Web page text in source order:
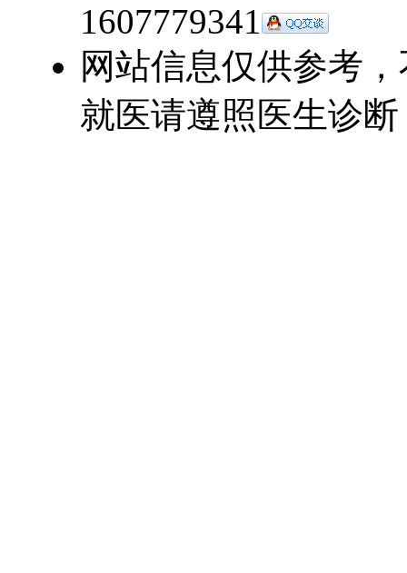
1607779341
网站信息仅供参考
就医请遵照医生诊断